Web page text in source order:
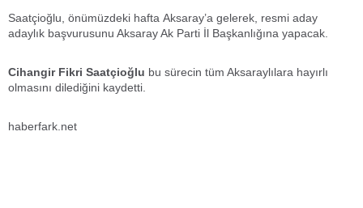
Saatçioğlu, önümüzdeki hafta Aksaray’a gelerek, resmi aday
adaylık başvurusunu Aksaray Ak Parti İl Başkanlığına yapacak.
Cihangir Fikri Saatçioğlu bu sürecin tüm Aksaraylılara hayırlı
olmasını dilediğini kaydetti.
haberfark.net